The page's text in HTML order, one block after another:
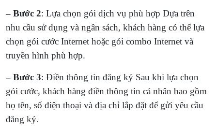
– Bước 2: Lựa chọn gói dịch vụ phù hợp Dựa trên
nhu cầu sử dụng và ngân sách, khách hàng có thể lựa
chọn gói cước Internet hoặc gói combo Internet và
truyền hình phù hợp.
– Bước 3: Điền thông tin đăng ký Sau khi lựa chọn
gói cước, khách hàng điền thông tin cá nhân bao gồm
họ tên, số điện thoại và địa chỉ lắp đặt để gửi yêu cầu
đăng ký.